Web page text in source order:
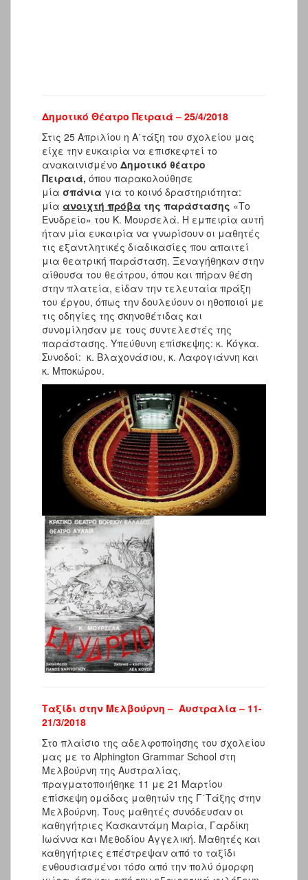
Δημοτικό Θέατρο Πειραιά – 25/4/2018
Στις 25 Απριλίου η Α΄τάξη του σχολείου μας
είχε την ευκαιρία να επισκεφτεί το
ανακαινισμένο Δημοτικό θέατρο
Πειραιά, όπου παρακολούθησε
μία σπάνια για το κοινό δραστηριότητα:
μία ανοιχτή πρόβα της παράστασης «Το
Ενυδρείο» του Κ. Μουρσελά. Η εμπειρία αυτή
ήταν μία ευκαιρία να γνωρίσουν οι μαθητές
τις εξαντλητικές διαδικασίες που απαιτεί
μια θεατρική παράσταση. Ξεναγήθηκαν στην
αίθουσα του θεάτρου, όπου και πήραν θέση
στην πλατεία, είδαν την τελευταία πράξη
του έργου, όπως την δουλεύουν οι ηθοποιοί με
τις οδηγίες της σκηνοθέτιδας και
συνομίλησαν με τους συντελεστές της
παράστασης. Υπεύθυνη επίσκεψης: κ. Κόγκα.
Συνοδοί: κ. Βλαχονάσιου, κ. Λαφογιάννη και
κ. Μποκώρου.
Ταξίδι στην Μελβούρνη – Αυστραλία – 11-
21/3/2018
Στο πλαίσιο της αδελφοποίησης του σχολείου
μας με το Alphington Grammar School στη
Μελβούρνη της Αυστραλίας,
πραγματοποιήθηκε 11 με 21 Μαρτίου
επίσκεψη ομάδας μαθητών της Γ΄Τάξης στην
Μελβούρνη. Τους μαθητές συνόδευσαν οι
καθηγήτριες Κασκαντάμη Μαρία, Γαρδίκη
Ιωάννα και Μεθοδίου Αγγελική. Μαθητές και
καθηγήτριες επέστρεψαν από το ταξίδι
ενθουσιασμένοι τόσο από την πολύ όμορφη